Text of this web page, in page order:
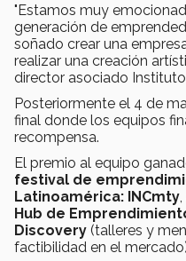
"Estamos muy
generación de
soñado crear una
realizar una creación
director asociado
Posteriormente el 4 de
final donde los equipos
recompensa.
El premio al equipo
festival de
Latinoamérica: INCmty
Hub de
Discovery (talleres y
factibilidad en el